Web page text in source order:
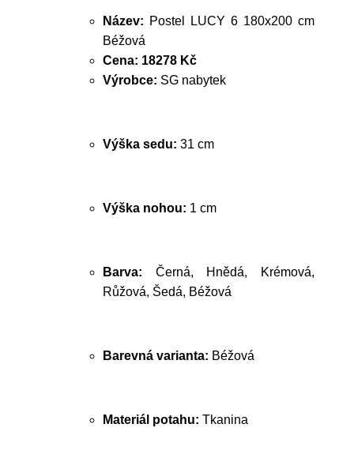
Název: Postel LUCY 6 180x200 cm
Béžová
Cena: 18278 Kč
Výrobce: SG nabytek
Výška sedu: 31 cm
Výška nohou: 1 cm
Barva: Černá, Hnědá, Krémová,
Růžová, Šedá, Béžová
Barevná varianta: Béžová
Materiál potahu: Tkanina